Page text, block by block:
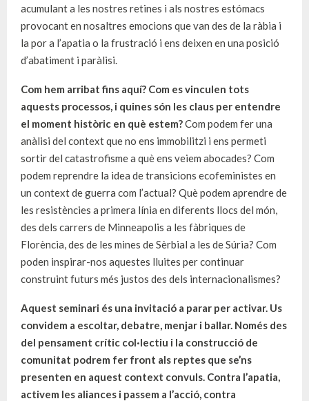
acumulant a les nostres retines i als nostres estómacs
provocant en nosaltres emocions que van des de la ràbia i
la por a l’apatia o la frustració i ens deixen en una posició
d’abatiment i paràlisi.
Com hem arribat fins aquí? Com es vinculen tots
aquests processos, i quines són les claus per entendre
el moment històric en què estem?Com podem fer una
anàlisi del context que no ens immobilitzi i ens permeti
sortir del catastrofisme a què ens veiem abocades? Com
podem reprendre la idea de transicions ecofeministes en
un context de guerra com l’actual? Què podem aprendre de
les resistències a primera línia en diferents llocs del món,
des dels carrers de Minneapolis a les fàbriques de
Florència, des de les mines de Sèrbial a les de Súria? Com
poden inspirar-nos aquestes lluites per continuar
construint futurs més justos des dels internacionalismes?
Aquest seminari és una invitació a parar per activar. Us
convidem a escoltar, debatre, menjar i ballar. Només des
del pensament crític col·lectiu i la construcció de
comunitat podrem fer front als reptes que se’ns
presenten en aquest context convuls. Contra l’apatia,
activem les aliances i passem a l’acció, contra